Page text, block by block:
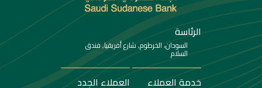
الرئاسة
السودان، الخرطوم, شارع أفريقيا, فندق
السلام
خدمة العملاء العملاء الجدد